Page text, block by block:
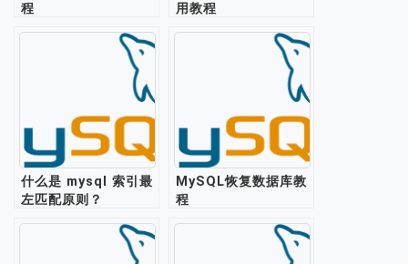
程
用教程
什么是 mysql 索引最
左匹配原则？
MySQL恢复数据库教
程